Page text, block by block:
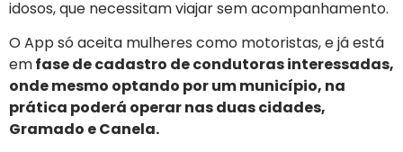
idosos, que necessitam viajar sem acompanhamento.
O App só aceita mulheres como motoristas, e já está
emfase de cadastro de condutoras interessadas,
onde mesmo optando por um município, na
prática poderá operar nas duas cidades,
Gramado e Canela.